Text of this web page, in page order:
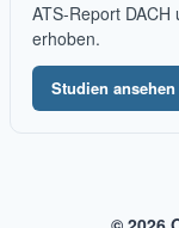
ATS-Report
erhoben.
Studien ansehen